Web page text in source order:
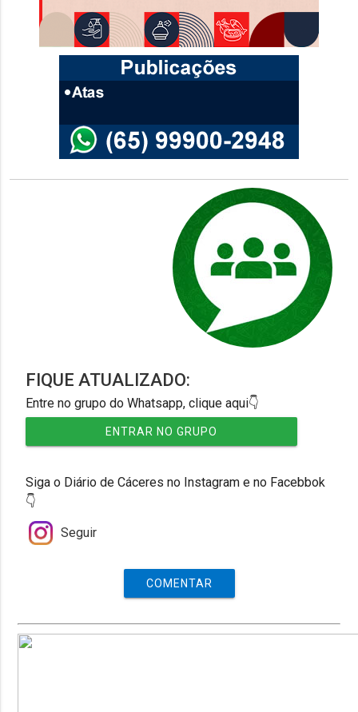
FIQUE ATUALIZADO:
Entre no grupo do Whatsapp, clique aqui👇
ENTRAR NO GRUPO
Siga o Diário de Cáceres no Instagram e no Facebbok
👇
Seguir
COMENTAR